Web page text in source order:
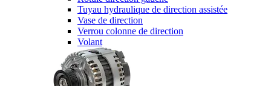
Tuyau hydraulique de direction assistée
Vase de direction
Verrou colonne de direction
Volant